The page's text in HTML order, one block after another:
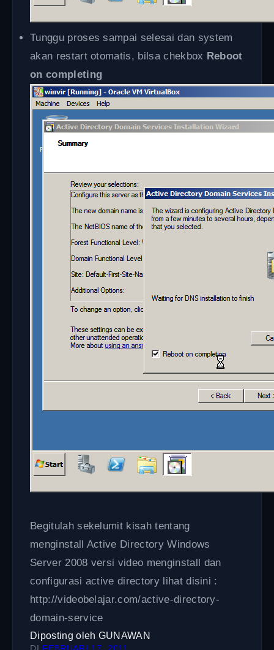
Tunggu proses sampai selesai dan system
akan restart otomatis, bilsa chekbox Reboot
on completing
Begitulah sekelumit kisah tentang
menginstall Active Directory Windows
Server 2008 versi video menginstall dan
configurasi active directory lihat disini :
http://videobelajar.com/active-directory-
domain-service
Diposting oleh GUNAWAN